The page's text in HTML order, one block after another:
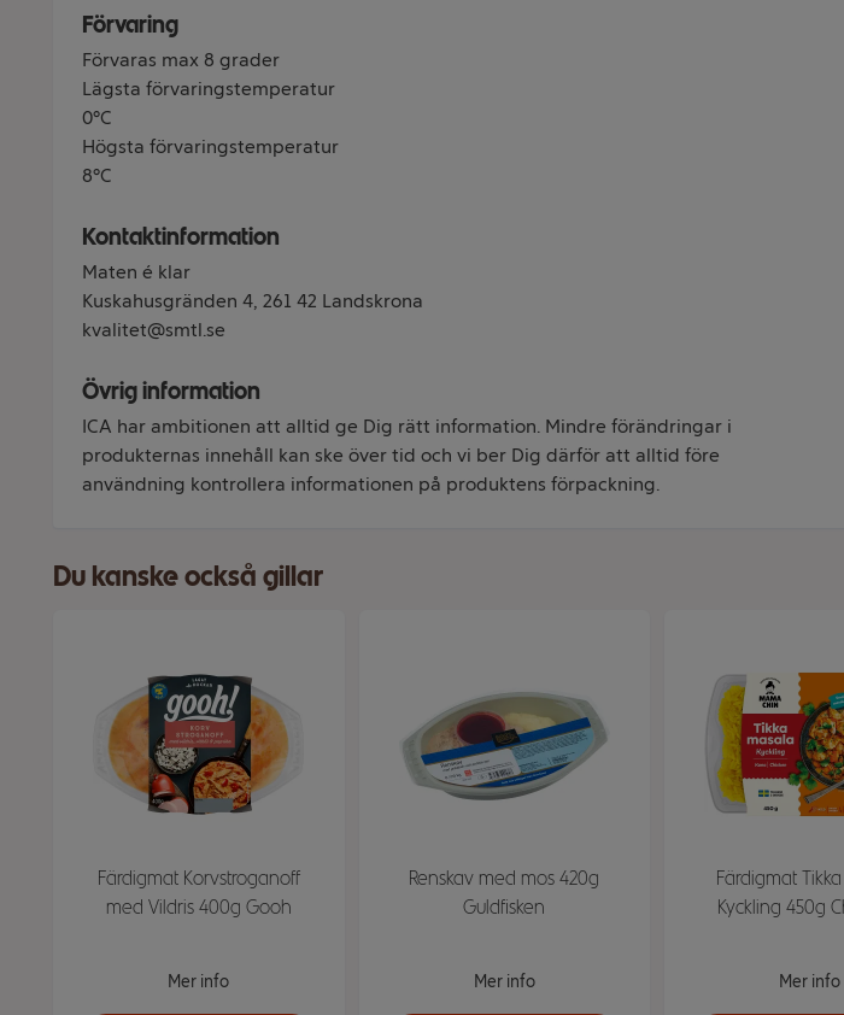
Förvaring
Förvaras max 8 grader
Lägsta förvaringstemperatur
0°C
Högsta förvaringstemperatur
8°C
Kontaktinformation
Maten é klar
Kuskahusgränden 4, 261 42 Landskrona
kvalitet@smtl.se
Övrig information
ICA har ambitionen att alltid ge Dig rätt information. Mindre förändringar i
produkternas innehåll kan ske över tid och vi ber Dig därför att alltid före
användning kontrollera informationen på produktens förpackning.
Du kanske också gillar
Färdigmat Korvstroganoff
med Vildris 400g Gooh
Mer info
Renskav med mos 420g
Guldfisken
Mer info
Färdigmat
Kyckling 450g
Mer info